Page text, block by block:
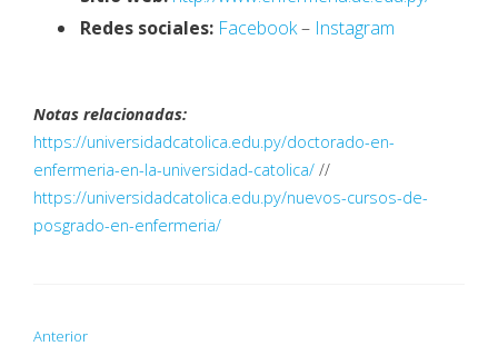
Redes sociales: Facebook– Instagram
Notas relacionadas:
https://universidadcatolica.edu.py/doctorado-en-
enfermeria-en-la-universidad-catolica/ //
https://universidadcatolica.edu.py/nuevos-cursos-de-
posgrado-en-enfermeria/
Anterior